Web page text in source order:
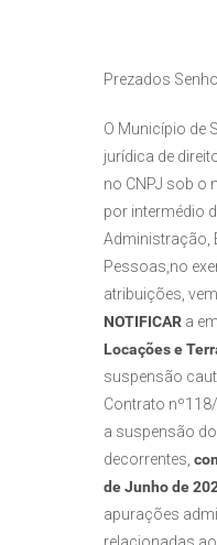
Prezados
O Município de
jurídica de
no CNPJ sob o
por intermédio
Administração,
Pessoas,no
atribuições,
NOTIFICAR a
Locações e
suspensão
Contrato
a suspensão
decorrentes,
de Junho de
apurações